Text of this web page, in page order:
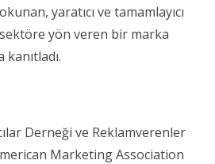
yaratıcı ve tamamlayıcı
sektöre yön veren bir marka
Derneği ve Reklamverenler
Marketing Association